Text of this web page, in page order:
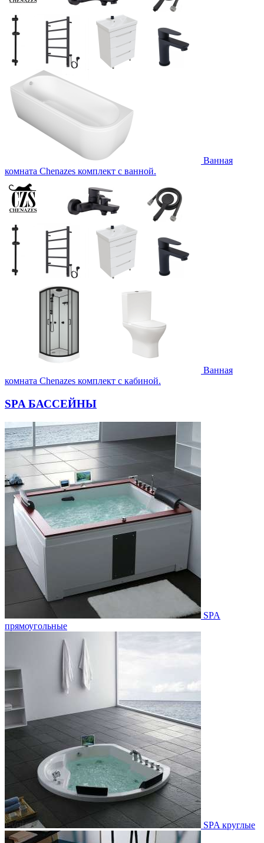
Ванная
комната Chenazes комплект с ванной.
Ванная
комната Chenazes комплект с кабиной.
SPA БАССЕЙНЫ
SPA
прямоугольные
SPA круглые